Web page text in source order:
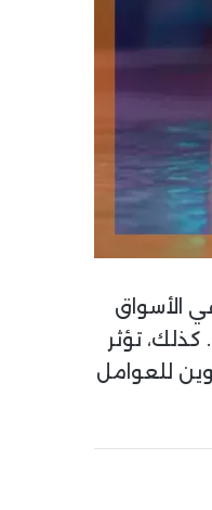
الأسواق
تؤثر
للعوامل